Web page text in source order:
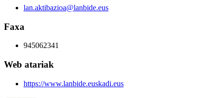
lan.aktibazioa@lanbide.eus
Faxa
945062341
Web atariak
https://www.lanbide.euskadi.eus